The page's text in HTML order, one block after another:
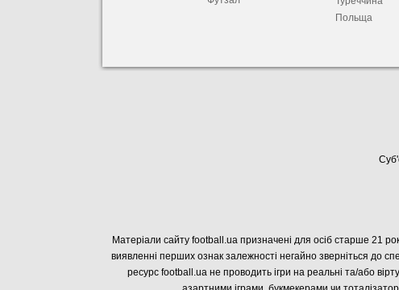
Польща
Матеріали сайту football.ua призначені для осіб старше 21
виявленні перших ознак залежності негайно зверніться до
ресурс football.ua не проводить ігри на реальні та/або